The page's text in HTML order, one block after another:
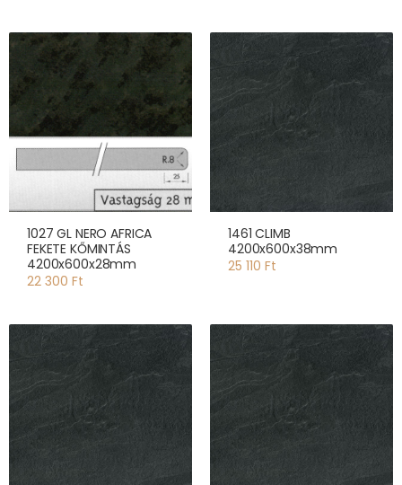
1027 GL NERO AFRICA
FEKETE KŐMINTÁS
4200x600x28mm
22 300 Ft
1461 CLIMB
4200x600x38mm
25 110 Ft